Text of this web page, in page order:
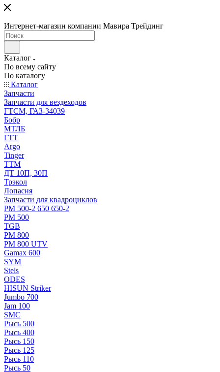
Интернет-магазин компании Мавира Трейдинг
Каталог
По всему сайту
По каталогу
Каталог
Запчасти
Запчасти для вездеходов
ГТСМ, ГАЗ-34039
Бобр
МТЛБ
ГТТ
Argo
Tinger
ТТМ
ДТ 10П, 30П
Трэкол
Лопасня
Запчасти для квадроциклов
РМ 500-2 650 650-2
РМ 500
TGB
РМ 800
РМ 800 UTV
Gamax 600
SYM
Stels
ОDЕS
HISUN Striker
Jumbo 700
Jam 100
SMC
Рысь 500
Рысь 400
Рысь 150
Рысь 125
Рысь 110
Рысь 50